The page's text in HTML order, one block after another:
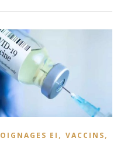
EI , VACCINS,